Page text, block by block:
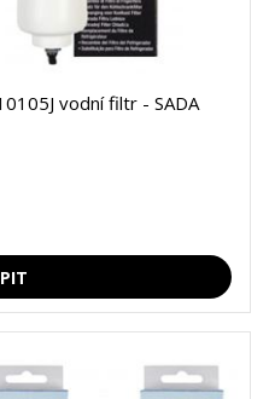
vodní filtr - SADA